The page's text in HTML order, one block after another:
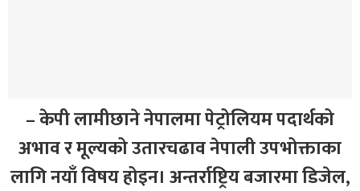
– केपी लामीछाने नेपालमा पेट्रोलियम पदार्थको
अभाव र मूल्यको उतारचढाव नेपाली उपभोक्ताका
लागि नयाँ विषय होइन। अन्तर्राष्ट्रिय बजारमा डिजेल,